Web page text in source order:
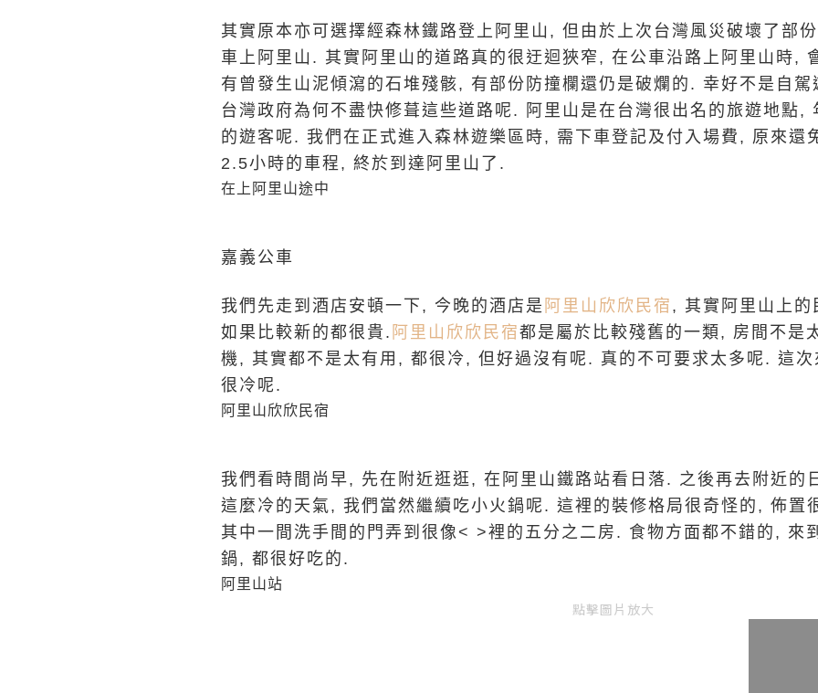
其實原本亦可選擇經森林鐵路登上阿里山, 但由於上次台灣風災破壞了部
車上阿里山. 其實阿里山的道路真的很迂迴狹窄, 在公車沿路上阿里山時,
有曾發生山泥傾瀉的石堆殘骸, 有部份防撞欄還仍是破爛的. 幸好不是自
台灣政府為何不盡快修葺這些道路呢. 阿里山是在台灣很出名的旅遊地點,
的遊客呢. 我們在正式進入森林遊樂區時, 需下車登記及付入場費, 原來還
2.5小時的車程, 終於到達阿里山了.
在上阿里山途中
嘉義公車
我們先走到酒店安頓一下, 今晚的酒店是 阿里山欣欣民宿 , 其實阿里山上
如果比較新的都很貴. 阿里山欣欣民宿都是屬於比較殘舊的一類, 房間不是
機, 其實都不是太有用, 都很冷, 但好過沒有呢. 真的不可要求太多呢. 這
很冷呢.
阿里山欣欣民宿
我們看時間尚早, 先在附近逛逛, 在阿里山鐵路站看日落. 之後再去附近的
這麼冷的天氣, 我們當然繼續吃小火鍋呢. 這裡的裝修格局很奇怪的, 佈置
其中一間洗手間的門弄到很像< >裡的五分之二房. 食物方面都不錯的, 來
鍋, 都很好吃的.
阿里山站
點擊圖片放大